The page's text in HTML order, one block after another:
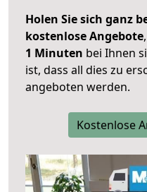
Holen Sie sich ganz
kostenlose Angebote
1 Minuten bei Ihnen
ist, dass all dies zu
angeboten werden.
Kostenlose